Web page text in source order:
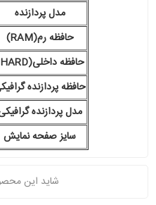
مدل پردازنده
حافظه رم(RAM)
حافظه داخلی(HARD)
حافظه پردازنده
مدل پردازنده
سایز صفحه نمایش
شاید این